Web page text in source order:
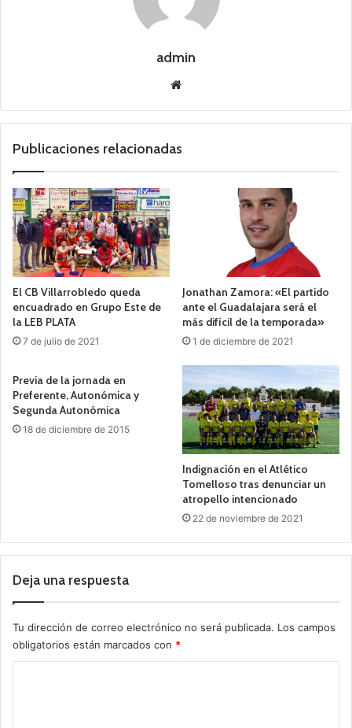
admin
we
Publicaciones relacionadas
El CB Villarrobledo queda
encuadrado en Grupo Este de
la LEB PLATA
7 de julio de 2021
Jonathan Zamora: «El partido
ante el Guadalajara será el
más difícil de la temporada»
1 de diciembre de 2021
Previa de la jornada en
Preferente, Autonómica y
Segunda Autonómica
18 de diciembre de 2015
Indignación en el Atlético
Tomelloso tras denunciar un
atropello intencionado
22 de noviembre de 2021
Deja una respuesta
Tu dirección de correo electrónico no será publicada. Los campos
obligatorios están marcados con *